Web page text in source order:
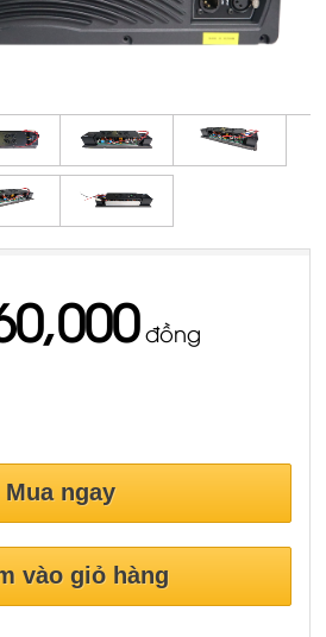
đồng
Mua ngay
vào giỏ hàng